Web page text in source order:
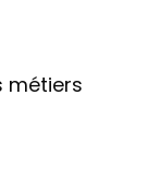
métiers